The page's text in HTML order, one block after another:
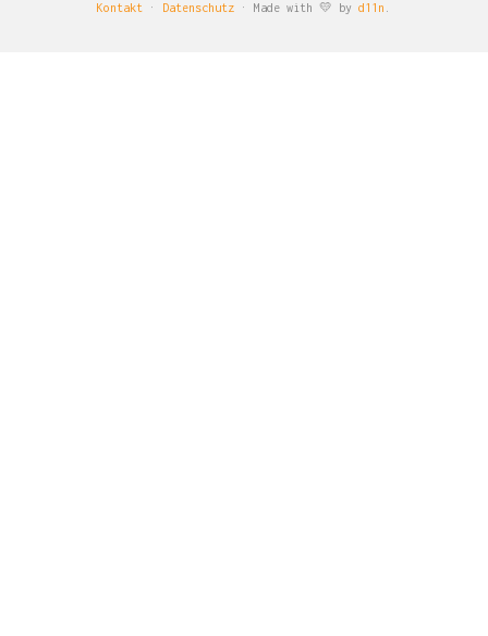
Kontakt · Datenschutz · Made with 💛 by d11n .